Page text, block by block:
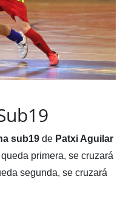
sub19 dePatxi Aguilar
primera, se cruzará
segunda, se cruzará